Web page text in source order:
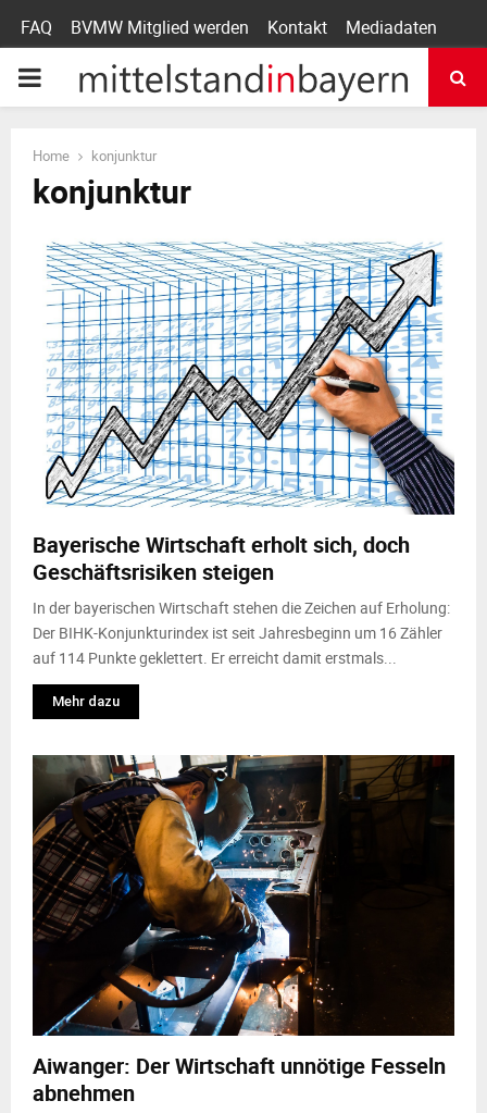
FAQ BVMW Mitglied werden Kontakt Mediadaten
P
N
U
Home konjunktur
konjunktur
Bayerische Wirtschaft erholt sich, doch
Geschäftsrisiken steigen
In der bayerischen Wirtschaft stehen die Zeichen auf Erholung:
Der BIHK-Konjunkturindex ist seit Jahresbeginn um 16 Zähler
auf 114 Punkte geklettert. Er erreicht damit erstmals...
Mehr dazu
Aiwanger: Der Wirtschaft unnötige Fesseln
abnehmen